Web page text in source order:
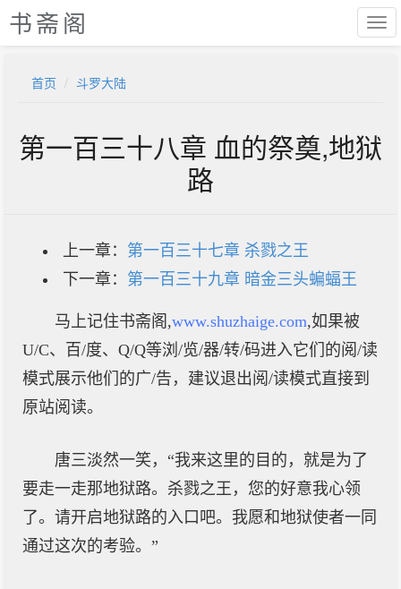
书斋阁
首页 斗罗大陆
第一百三十八章 血的祭奠,地狱
路
上一章： 第一百三十七章 杀戮之王
下一章： 第一百三十九章 暗金三头蝙蝠王
马上记住书斋阁,www.shuzhaige.com,如果被
U/C、百/度、Q/Q等浏/览/器/转/码进入它们的阅/读
模式展示他们的广/告，建议退出阅/读模式直接到
原站阅读。
唐三淡然一笑，“我来这里的目的，就是为了
要走一走那地狱路。杀戮之王，您的好意我心领
了。请开启地狱路的入口吧。我愿和地狱使者一同
通过这次的考验。”